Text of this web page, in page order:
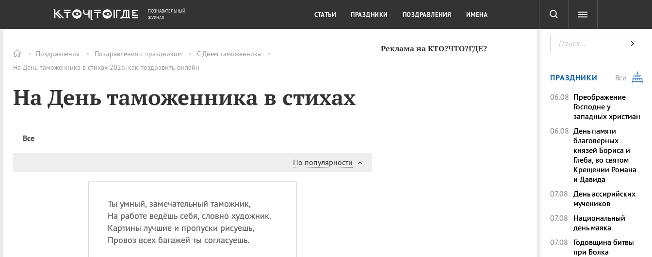
Поздравления Поздравления с праздником
С Днем таможенника
На День таможенника в стихах 2026, как поздравить онлайн
На День таможенника в стихах
Все
По популярности
Ты умный, замечательный таможник,
На работе ведёшь себя, словно художник.
Картины лучшие и пропуски рисуешь,
Провоз всех багажей ты согласуешь.
Реклама на КТО?ЧТО?ГДЕ?
ОБЩЕСТВО ДЕНЬГИ КУЛЬТУРА КРАСОТА ТЕСТЫ
ПОЗНАВАТЕЛЬНЫЙ
ЖУРНАЛ
СТАТЬИ ПРАЗДНИКИ ПОЗДРАВЛЕНИЯ ИМЕНА
ПРАЗДНИКИ
Все
06.08 Преображение
Господне у
западных христиан
06.08 День памяти
благоверных
князей Бориса и
Глеба, во святом
Крещении Романа
и Давида
07.08 День ассирийских
мучеников
07.08
Национальный
день маяка
07.08
Годовщина битвы
при Бояка